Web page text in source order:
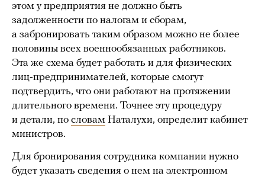
этом у предприятия не должно быть
задолженности по налогам и сборам,
а забронировать таким образом можно не более
половины всех военнообязанных работников.
Эта же схема будет работать и для физических
лиц-предпринимателей, которые смогут
подтвердить, что они работают на протяжении
длительного времени. Точнее эту процедуру
и детали, по словам Наталухи, определит кабинет
министров.
Для бронирования сотрудника компании нужно
будет указать сведения о нем на электронном